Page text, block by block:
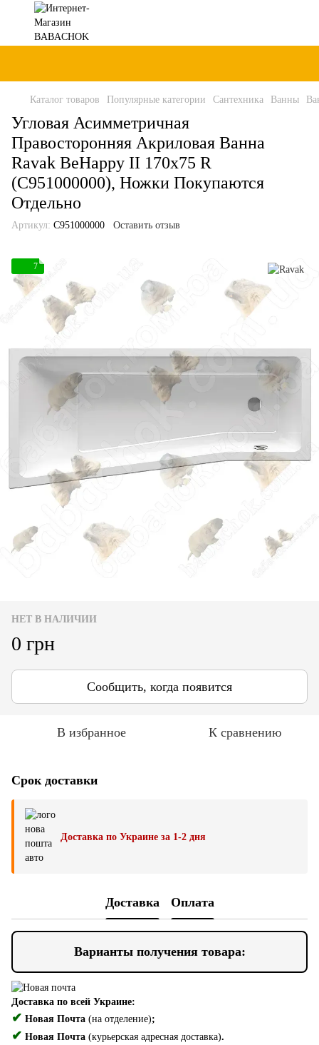
Каталог товаров Популярные категории Сантехника Ванны
Угловая Асимметричная
Правосторонняя Акриловая Ванна
Ravak BeHappy II 170x75 R
(C951000000), Ножки Покупаются
Отдельно
Артикул: C951000000 Оставить отзыв
7
НЕТ В НАЛИЧИИ
0 грн
Сообщить, когда появится
В избранное К сравнению
Срок доставки
Доставка по Украине за 1-2 дня
Доставка Оплата
Варианты получения товара:
Доставка по всей Украине:
✔ Новая Почта (на отделение);
✔ Новая Почта (курьерская адресная доставка).